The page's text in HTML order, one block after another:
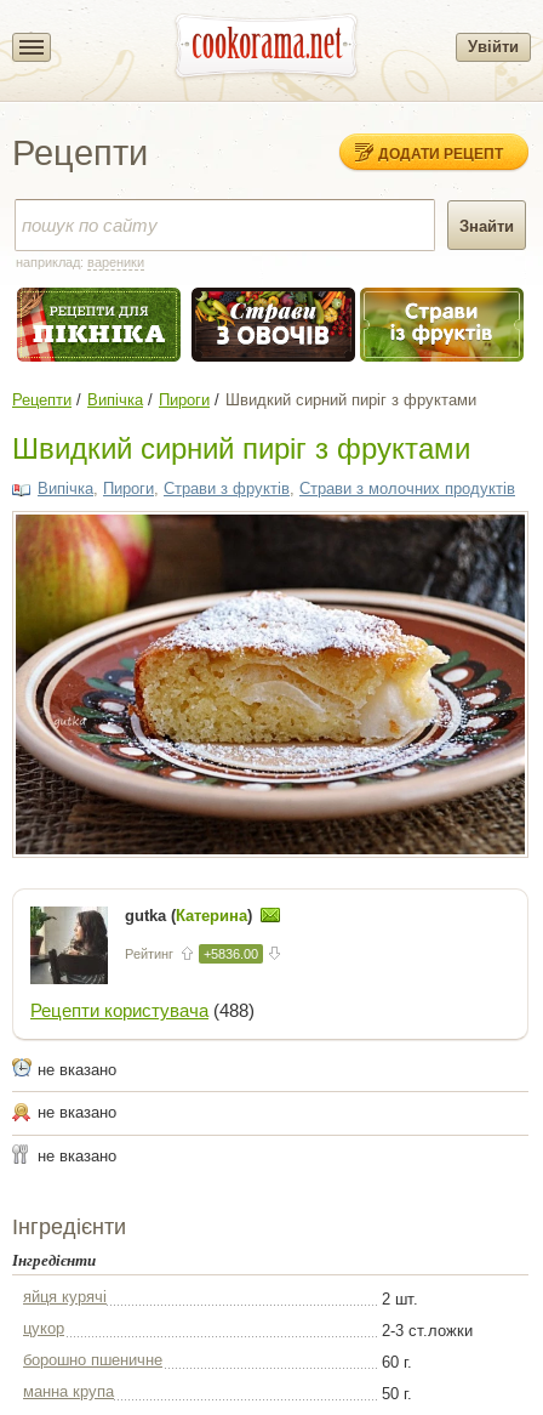
Увійти
Рецепти ДОДАТИ РЕЦЕПТ
наприклад: вареники
Рецепти Випічка Пироги Швидкий сирний пиріг з фруктами
Швидкий сирний пиріг з фруктами
Випічка Пироги Страви з фруктів Страви з молочних продуктів
gutka (Катерина)
Рейтинг +5836.00
Рецепти користувача (488)
не вказано
не вказано
не вказано
Інгредієнти
Інгредієнти
яйця курячі
2 шт.
цукор
2-3 ст.ложки
борошно пшеничне
60 г.
манна крупа
50 г.